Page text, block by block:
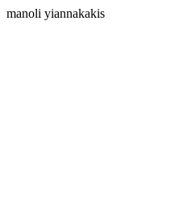
manoli yiannakakis